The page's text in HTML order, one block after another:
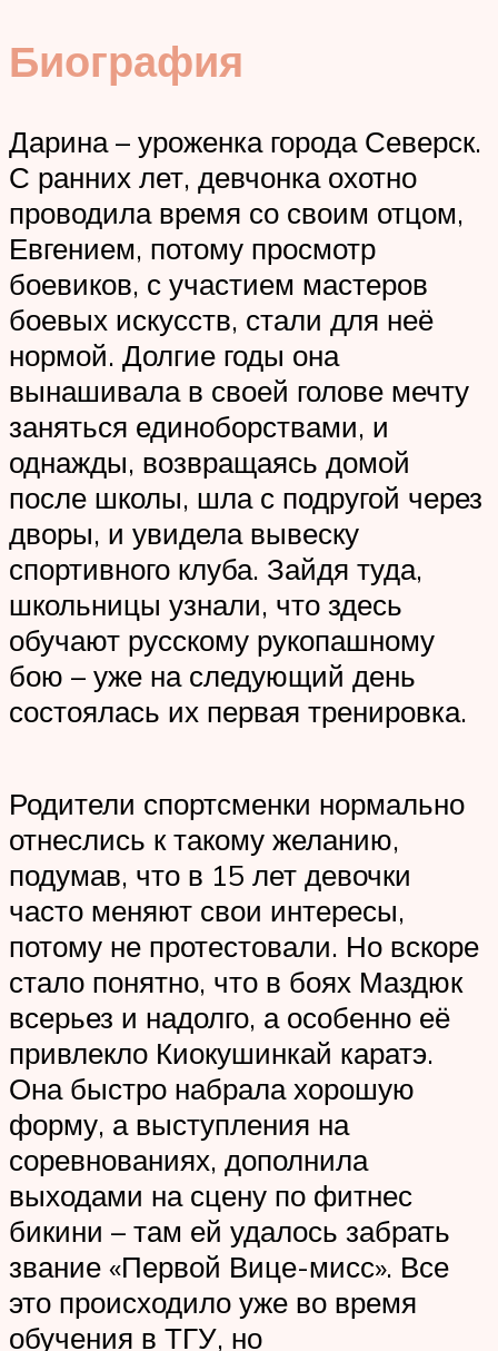
Биография
Дарина – уроженка города Северск.
С ранних лет, девчонка охотно
проводила время со своим отцом,
Евгением, потому просмотр
боевиков, с участием мастеров
боевых искусств, стали для неё
нормой. Долгие годы она
вынашивала в своей голове мечту
заняться единоборствами, и
однажды, возвращаясь домой
после школы, шла с подругой через
дворы, и увидела вывеску
спортивного клуба. Зайдя туда,
школьницы узнали, что здесь
обучают русскому рукопашному
бою – уже на следующий день
состоялась их первая тренировка.
Родители спортсменки нормально
отнеслись к такому желанию,
подумав, что в 15 лет девочки
часто меняют свои интересы,
потому не протестовали. Но вскоре
стало понятно, что в боях Маздюк
всерьез и надолго, а особенно её
привлекло Киокушинкай каратэ.
Она быстро набрала хорошую
форму, а выступления на
соревнованиях, дополнила
выходами на сцену по фитнес
бикини – там ей удалось забрать
звание «Первой Вице-мисс». Все
это происходило уже во время
обучения в ТГУ, но